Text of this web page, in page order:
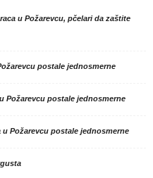
u Požarevcu, pčelari da zaštite
postale jednosmerne
Požarevcu postale jednosmerne
Požarevcu postale jednosmerne